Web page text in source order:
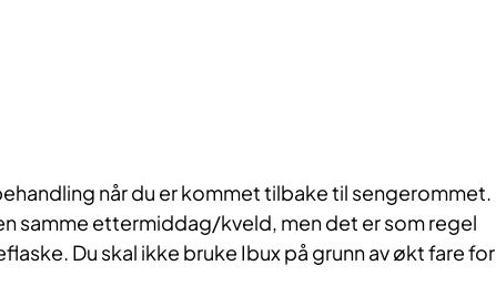
når du er kommet tilbake til sengerommet.
samme ettermiddag/kveld, men det er som regel
Du skal ikke bruke Ibux på grunn av økt fare for